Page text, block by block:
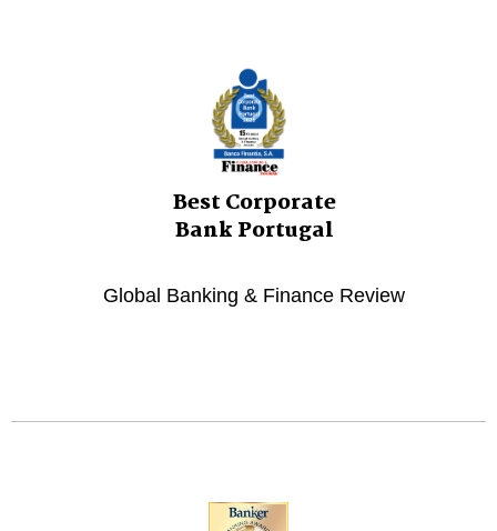
Best Corporate
Bank Portugal
Global Banking & Finance Review